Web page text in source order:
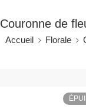
Couronne de
Accueil Florale